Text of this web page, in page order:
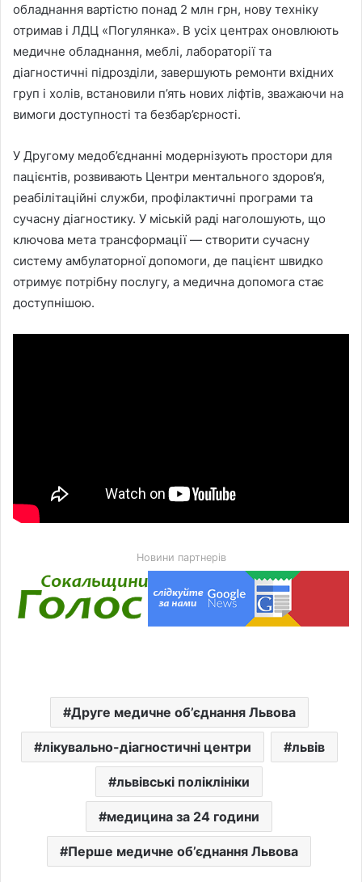
обладнання вартістю понад 2 млн грн, нову техніку
отримав і ЛДЦ «Погулянка». В усіх центрах оновлюють
медичне обладнання, меблі, лабораторії та
діагностичні підрозділи, завершують ремонти вхідних
груп і холів, встановили п’ять нових ліфтів, зважаючи на
вимоги доступності та безбар’єрності.
У Другому медоб’єднанні модернізують простори для
пацієнтів, розвивають Центри ментального здоров’я,
реабілітаційні служби, профілактичні програми та
сучасну діагностику. У міській раді наголошують, що
ключова мета трансформації — створити сучасну
систему амбулаторної допомоги, де пацієнт швидко
отримує потрібну послугу, а медична допомога стає
доступнішою.
Новини партнерів
Друге медичне об’єднання Львова
лікувально-діагностичні центри львів
львівські поліклініки
медицина за 24 години
Перше медичне об’єднання Львова